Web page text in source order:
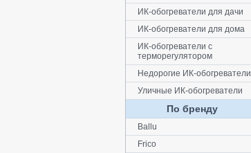
ИК-обогреватели для дачи
ИК-обогреватели для дома
ИК-обогреватели с
терморегулятором
Недорогие ИК-обогреватели
Уличные ИК-обогреватели
По бренду
Ballu
Frico